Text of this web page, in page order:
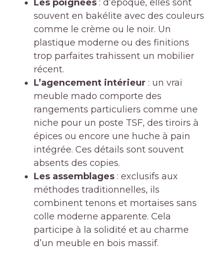
Les poignées : d’époque, elles sont
souvent en bakélite avec des couleurs
comme le crème ou le noir. Un
plastique moderne ou des finitions
trop parfaites trahissent un mobilier
récent.
L’agencement intérieur : un vrai
meuble mado comporte des
rangements particuliers comme une
niche pour un poste TSF, des tiroirs à
épices ou encore une huche à pain
intégrée. Ces détails sont souvent
absents des copies.
Les assemblages : exclusifs aux
méthodes traditionnelles, ils
combinent tenons et mortaises sans
colle moderne apparente. Cela
participe à la solidité et au charme
d’un meuble en bois massif.